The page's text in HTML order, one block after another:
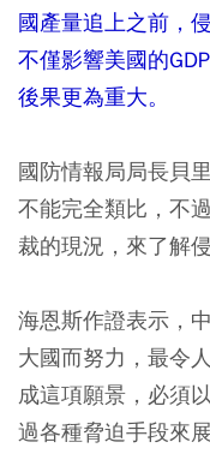
國產量追上之前，
不僅影響美國的
後果更為重大。
國防情報局局長貝
不能完全類比，不
裁的現況，來了解
海恩斯作證表示，
大國而努力，最令
成這項願景，必須
過各種脅迫手段來